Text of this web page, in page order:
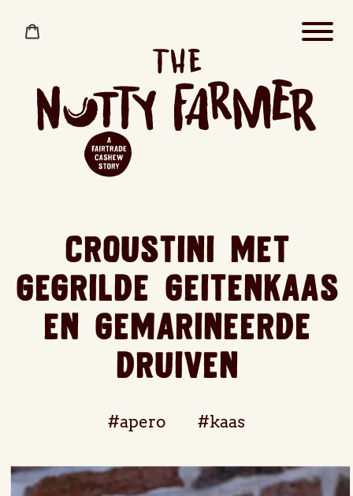
naarWinkelwagen
Croustini met
gegrilde geitenkaas
en gemarineerde
druiven
#apero #kaas